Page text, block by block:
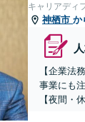
キャリアディ
神栖市 か
【企業法
事業にも
【夜間・